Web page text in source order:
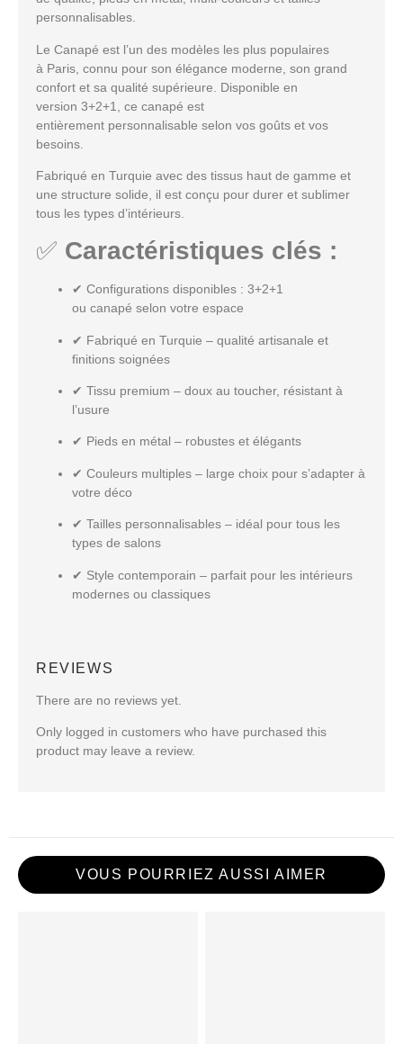
personnalisables.
Le Canapé est l’un des modèles les plus populaires
à Paris , connu pour son élégance moderne , son grand
confort et sa qualité supérieure . Disponible en
version 3+2+1
, ce canapé est
entièrement personnalisable selon vos goûts et vos
besoins.
Fabriqué en Turquie avec des tissus haut de gamme et
une structure solide, il est conçu pour durer et sublimer
tous les types d’intérieurs.
✅ Caractéristiques clés :
✔ Configurations disponibles : 3+2+1
ou canapé selon votre espace
✔ Fabriqué en Turquie – qualité artisanale et
finitions soignées
✔ Tissu premium – doux au toucher, résistant à
l’usure
✔ Pieds en métal – robustes et élégants
✔ Couleurs multiples – large choix pour s’adapter à
votre déco
✔ Tailles personnalisables – idéal pour tous les
types de salons
✔ Style contemporain – parfait pour les intérieurs
modernes ou classiques
REVIEWS
There are no reviews yet.
Only logged in customers who have purchased this
product may leave a review.
VOUS POURRIEZ AUSSI AIMER